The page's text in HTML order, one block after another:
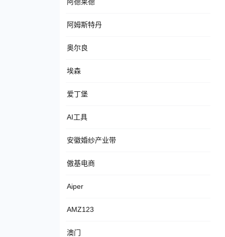
阿姆斯特丹
奥尔良
埃森
爱丁堡
AI工具
安徽婚纱产业带
傲基电商
Aiper
AMZ123
澳门